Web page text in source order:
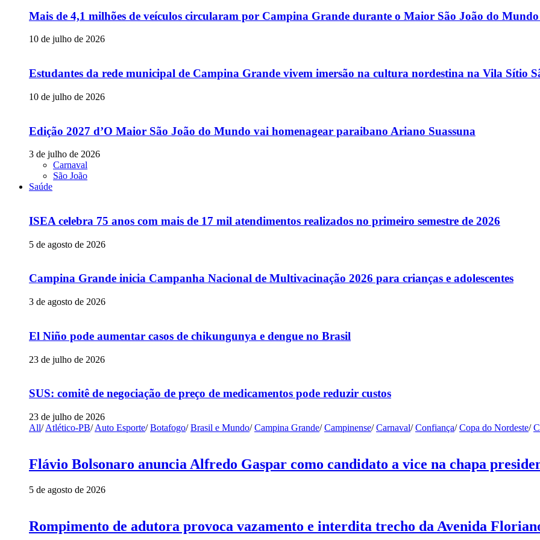
Mais de 4,1 milhões de veículos circularam por Campina Grande durante o Maior São João do Mundo
10 de julho de 2026
Estudantes da rede municipal de Campina Grande vivem imersão na cultura nordestina na Vila Sítio
10 de julho de 2026
Edição 2027 d’O Maior São João do Mundo vai homenagear paraibano Ariano Suassuna
3 de julho de 2026
Carnaval
São João
Saúde
ISEA celebra 75 anos com mais de 17 mil atendimentos realizados no primeiro semestre de 2026
5 de agosto de 2026
Campina Grande inicia Campanha Nacional de Multivacinação 2026 para crianças e adolescentes
3 de agosto de 2026
El Niño pode aumentar casos de chikungunya e dengue no Brasil
23 de julho de 2026
SUS: comitê de negociação de preço de medicamentos pode reduzir custos
23 de julho de 2026
All/ Atlético-PB/ Auto Esporte/ Botafogo/ Brasil e Mundo/ Campina Grande/ Campinense/ Carnaval/ Confiança/ Copa do Nordeste/
Flávio Bolsonaro anuncia Alfredo Gaspar como candidato a vice na chapa
5 de agosto de 2026
Rompimento de adutora provoca vazamento e interdita trecho da Avenida